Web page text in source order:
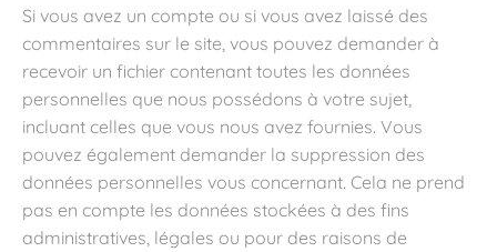
Si vous avez un compte ou si vous avez laissé des
commentaires sur le site, vous pouvez demander à
recevoir un fichier contenant toutes les données
personnelles que nous possédons à votre sujet,
incluant celles que vous nous avez fournies. Vous
pouvez également demander la suppression des
données personnelles vous concernant. Cela ne prend
pas en compte les données stockées à des fins
administratives, légales ou pour des raisons de